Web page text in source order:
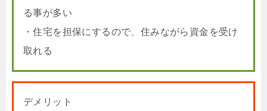
る事が多い
・住宅を担保にするので、住みながら資金を受け
取れる
デメリット